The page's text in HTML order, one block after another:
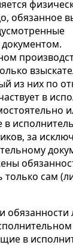
обязанное
из них по
в
в
за
сам
обязанности
в